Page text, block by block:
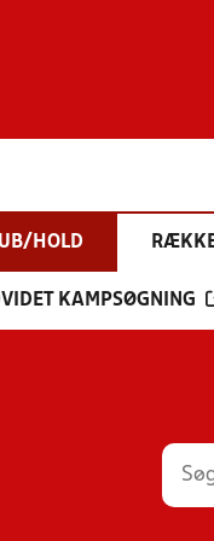
HOLD
KAMPSØGNING